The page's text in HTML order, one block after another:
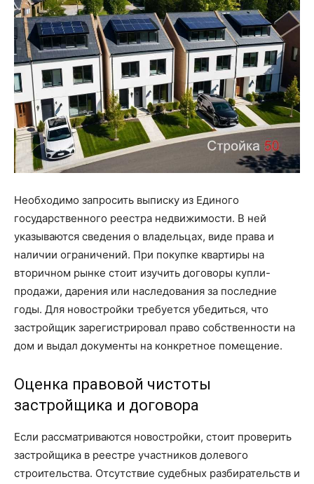
Необходимо запросить выписку из Единого
государственного реестра недвижимости. В ней
указываются сведения о владельцах, виде права и
наличии ограничений. При покупке квартиры на
вторичном рынке стоит изучить договоры купли-
продажи, дарения или наследования за последние
годы. Для новостройки требуется убедиться, что
застройщик зарегистрировал право собственности на
дом и выдал документы на конкретное помещение.
Оценка правовой чистоты
застройщика и договора
Если рассматриваются новостройки, стоит проверить
застройщика в реестре участников долевого
строительства. Отсутствие судебных разбирательств и